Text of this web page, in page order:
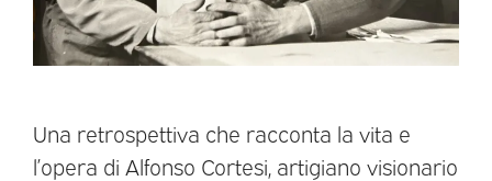
Una retrospettiva che racconta la vita e
l’opera di Alfonso Cortesi, artigiano visionario